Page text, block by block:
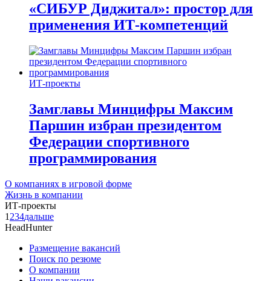
«СИБУР Диджитал»: простор для
применения ИТ-компетенций
ИТ-проекты
Замглавы Минцифры Максим
Паршин избран президентом
Федерации спортивного
программирования
О компаниях в игровой форме
Жизнь в компании
ИТ-проекты
1 234дальше
HeadHunter
Размещение вакансий
Поиск по резюме
О компании